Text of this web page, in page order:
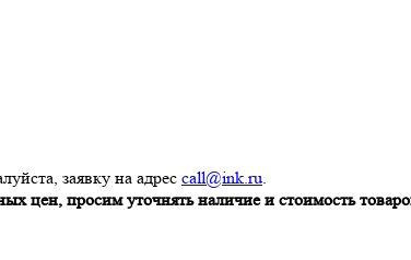
заявку на адрес call@ink.ru.
цен, просим уточнять наличие и стоимость